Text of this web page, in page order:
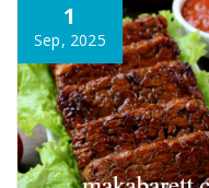
1
Sep, 2025